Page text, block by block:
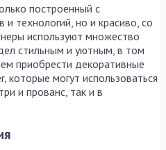
построенный с
технологий, но и красиво, со
используют множество
стильным и уютным, в том
приобрести декоративные
которые могут использоваться
и прованс, так и в